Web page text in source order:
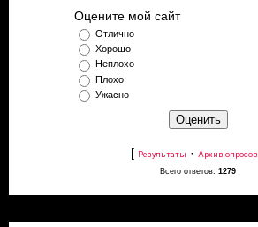
Оцените мой сайт
Отлично
Хорошо
Неплохо
Плохо
Ужасно
[ Результаты · Архив опросов
Всего ответов: 1279